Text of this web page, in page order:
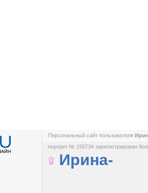
Персональный сайт пользователя
портрет № 155734 зарегистрирован
Ирина-